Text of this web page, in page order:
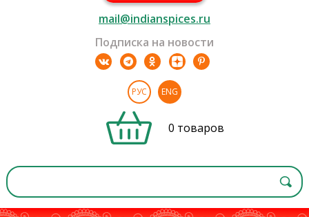
mail@indianspices.ru
Подписка на новости
РУС ENG
0 товаров